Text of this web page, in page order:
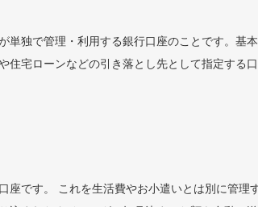
単独で管理・利用する銀行口座のことです。基
住宅ローンなどの引き落とし先として指定する
座です。 これを生活費やお小遣いとは別に管理